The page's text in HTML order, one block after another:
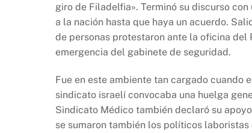
giro de Filadelfia». Terminó su discurso
a la nación hasta que haya un acuerdo.
de personas protestaron ante la oficina del
emergencia del gabinete de seguridad.
Fue en este ambiente tan cargado cuando
sindicato israelí convocaba una huelga
Sindicato Médico también declaró su
se sumaron también los políticos